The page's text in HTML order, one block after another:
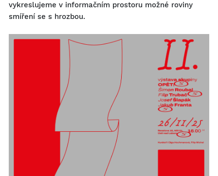
vykreslujeme v informačním prostoru možné roviny
smíření se s hrozbou.